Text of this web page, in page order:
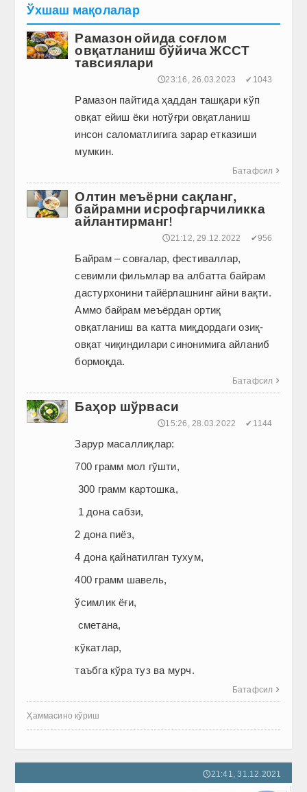
Ўхшаш мақолалар
Рамазон ойида соғлом
овқатланиш бўйича ЖССТ
тавсиялари
🕔23:16, 26.03.2023 ✔1043
Рамазон пайтида ҳаддан ташқари кўп
овқат ейиш ёки нотўғри овқатланиш
инсон саломатлигига зарар етказиши
мумкин.
Батафсил 
Олтин меъёрни сақланг,
байрамни исрофгарчиликка
айлантирманг!
🕔21:12, 29.12.2022 ✔956
Байрам – совғалар, фестиваллар,
севимли фильмлар ва албатта байрам
дастурхонини тайёрлашнинг айни вақти.
Аммо байрам меъёрдан ортиқ
овқатланиш ва катта миқдордаги озиқ-
овқат чиқиндилари синонимига айланиб
бормоқда.
Батафсил 
Баҳор шўрваси
🕔15:26, 28.03.2022 ✔1144
Зарур масаллиқлар:
700 грамм мол гўшти,
300 грамм картошка,
1 дона сабзи,
2 дона пиёз,
4 дона қайнатилган тухум,
400 грамм шавель,
ўсимлик ёғи,
сметана,
кўкатлар,
таъбга кўра туз ва мурч.
Батафсил 
Ҳаммасино кўриш
🕔21:41, 31.12.2021